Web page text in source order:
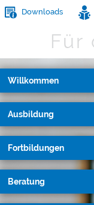
Downloads
Für
Willkommen
Ausbildung
Fortbildungen
Beratung